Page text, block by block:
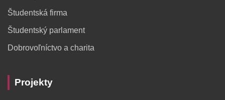
Študentská firma
Študentský parlament
Dobrovoľníctvo a charita
Projekty